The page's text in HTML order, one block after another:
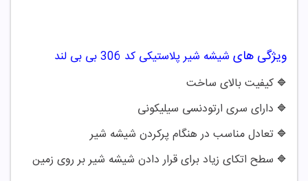
ویژگی های شیشه شیر پلاستیکی کد 306بی بی لند
🔷 کیفیت بالای ساخت
🔷 دارای سری ارتودنسی سیلیکونی
🔷 تعادل مناسب در هنگام پرکردن شیشه شیر
🔷 سطح اتکای زیاد برای قرار دادن شیشه شیر بر روی زمین